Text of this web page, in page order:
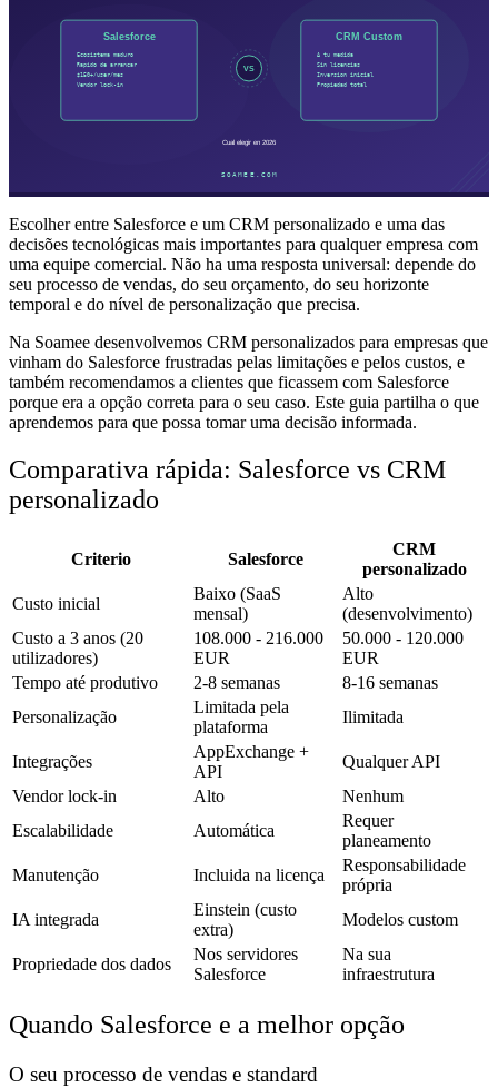
Escolher entre Salesforce e um CRM personalizado e uma das
decisões tecnológicas mais importantes para qualquer empresa com
uma equipe comercial. Não ha uma resposta universal: depende do
seu processo de vendas, do seu orçamento, do seu horizonte
temporal e do nível de personalização que precisa.
Na Soamee desenvolvemos CRM personalizados para empresas que
vinham do Salesforce frustradas pelas limitações e pelos custos, e
também recomendamos a clientes que ficassem com Salesforce
porque era a opção correta para o seu caso. Este guia partilha o que
aprendemos para que possa tomar uma decisão informada.
Comparativa rápida: Salesforce vs CRM
personalizado
Criterio Salesforce
CRM
personalizado
Custo inicial
Baixo (SaaS
mensal)
Alto
(desenvolvimento)
Custo a 3 anos (20
utilizadores)
108.000 - 216.000
EUR
50.000 - 120.000
EUR
Tempo até produtivo
2-8 semanas
8-16 semanas
Personalização
Limitada pela
plataforma
Ilimitada
Integrações
AppExchange +
API
Qualquer API
Vendor lock-in
Alto
Nenhum
Escalabilidade
Automática
Requer
planeamento
Manutenção
Incluida na licença
Responsabilidade
própria
IA integrada
Einstein (custo
extra)
Modelos custom
Propriedade dos dados
Nos servidores
Salesforce
Na sua
infraestrutura
Quando Salesforce e a melhor opção
O seu processo de vendas e standard